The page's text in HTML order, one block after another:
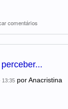
comentários
13:35 porAnacristina